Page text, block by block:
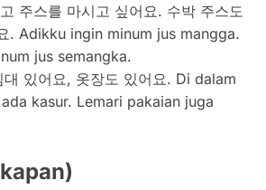
주스를 마시고 싶어요. 수박 주스도
. Adikku ingin minum jus mangga.
jus semangka.
대 있어요, 옷장도 있어요. Di dalam
kasur. Lemari pakaian juga